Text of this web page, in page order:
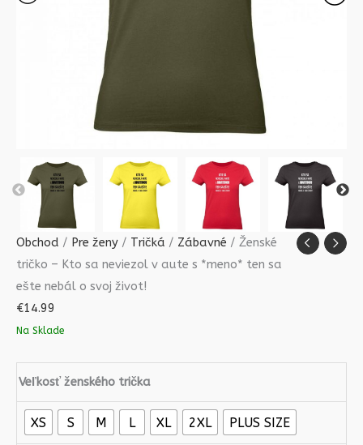
Obchod / Pre ženy / Tričká / Zábavné / Ženské
tričko – Kto sa neviezol v aute s *meno* ten sa
ešte nebál o svoj život!
€14.99
Na Sklade
Veľkosť ženského trička
XS S M L XL 2XL PLUS SIZE